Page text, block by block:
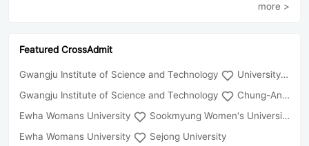
more >
Featured CrossAdmit
Gwangju Institute of Science and Technology
University of Seoul
Gwangju Institute of Science and Technology
Chung-Ang University
Ewha Womans University
Sookmyung Women's University
Ewha Womans University
Sejong University